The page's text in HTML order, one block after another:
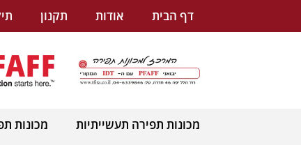
דף הבית אודות תקנון
מכונות תפירה תעשייתיות מכונות